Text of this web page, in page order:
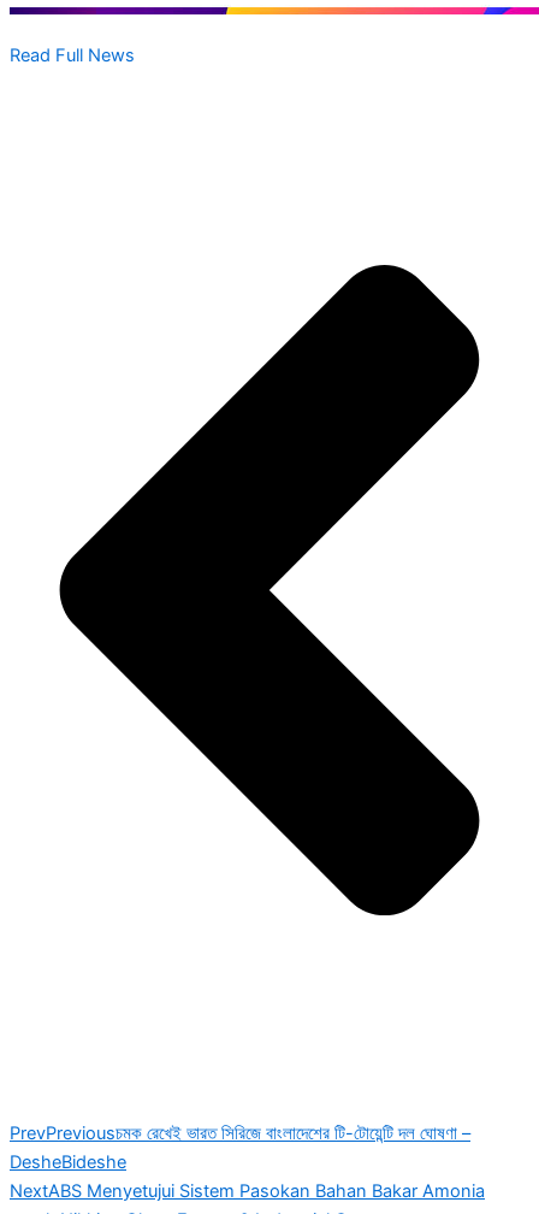
Read Full News
PrevPreviousচমক রেখেই ভারত সিরিজে বাংলাদেশের টি-টোয়েন্টি দল ঘোষণা –
DesheBideshe
NextABS Menyetujui Sistem Pasokan Bahan Bakar Amonia